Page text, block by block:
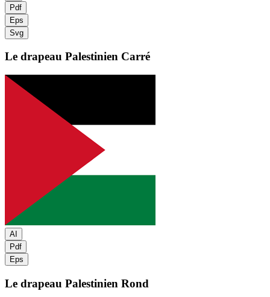
Pdf
Eps
Svg
Le drapeau Palestinien Carré
AI
Pdf
Eps
Le drapeau Palestinien Rond